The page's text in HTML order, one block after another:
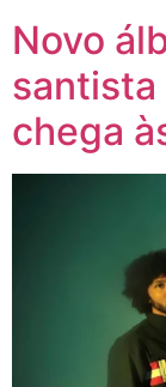
Novo
santista
chega